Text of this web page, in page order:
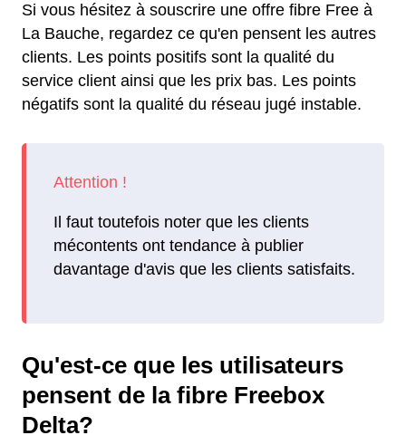
Si vous hésitez à souscrire une offre fibre Free à
La Bauche, regardez ce qu'en pensent les autres
clients. Les points positifs sont la qualité du
service client ainsi que les prix bas. Les points
négatifs sont la qualité du réseau jugé instable.
Il faut toutefois noter que les clients
mécontents ont tendance à publier
davantage d'avis que les clients satisfaits.
Qu'est-ce que les utilisateurs
pensent de la fibre Freebox
Delta?